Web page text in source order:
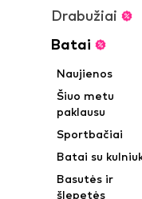
Drabužiai
Batai
Naujienos
Šiuo metu
paklausu
Sportbačiai
Batai su
Basutės ir
šlepetės